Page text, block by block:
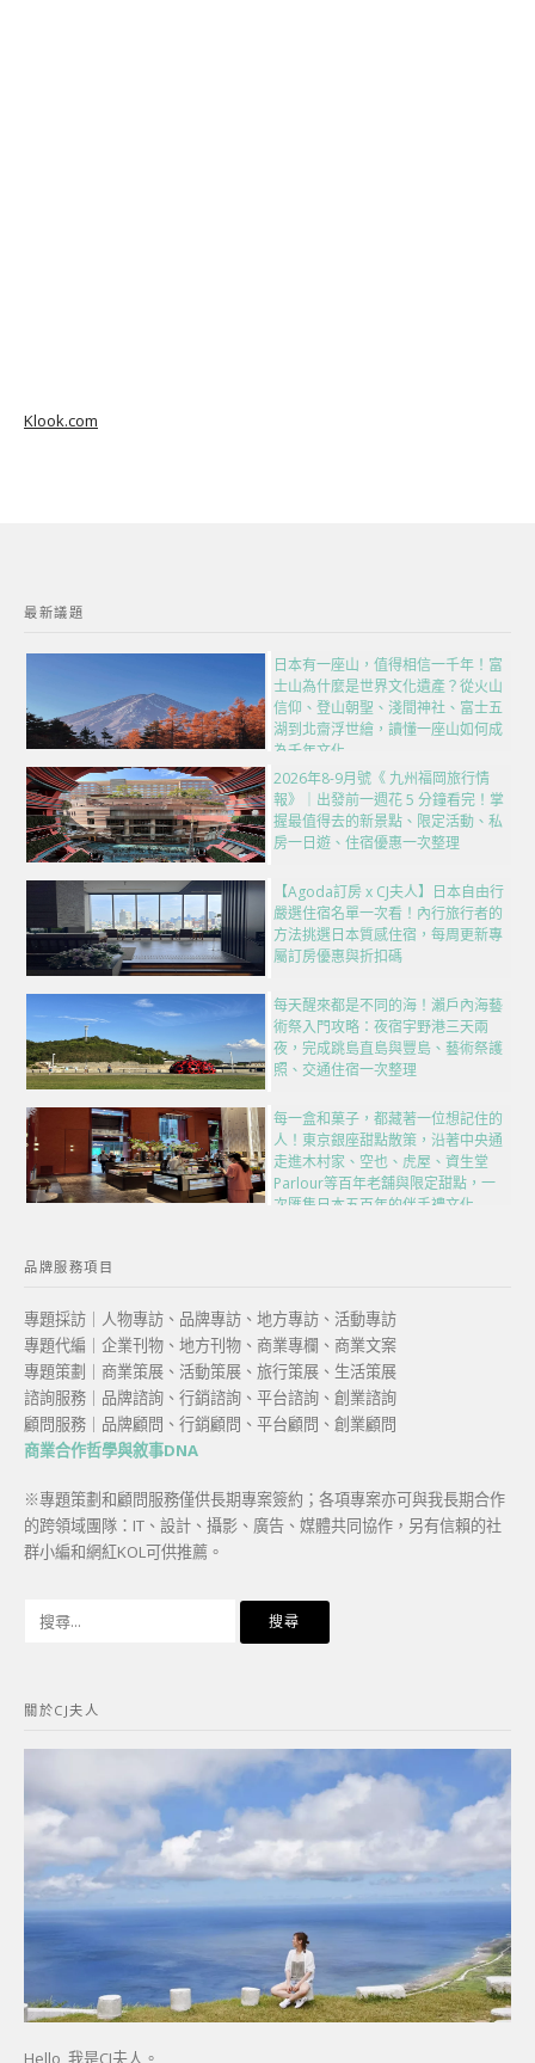
Klook.com
最新議題
日本有一座山，值得相信一千年！富
士山為什麼是世界文化遺產？從火山
信仰、登山朝聖、淺間神社、富士五
湖到北齋浮世繪，讀懂一座山如何成
為千年文化
2026年8-9月號《 九州福岡旅行情
報》｜出發前一週花 5 分鐘看完！掌
握最值得去的新景點、限定活動、私
房一日遊、住宿優惠一次整理
【Agoda訂房 x CJ夫人】日本自由行
嚴選住宿名單一次看！內行旅行者的
方法挑選日本質感住宿，每周更新專
屬訂房優惠與折扣碼
每天醒來都是不同的海！瀨戶內海藝
術祭入門攻略：夜宿宇野港三天兩
夜，完成跳島直島與豐島、藝術祭護
照、交通住宿一次整理
每一盒和菓子，都藏著一位想記住的
人！東京銀座甜點散策，沿著中央通
走進木村家、空也、虎屋、資生堂
Parlour等百年老舖與限定甜點，一
次匯集日本五百年的伴手禮文化
品牌服務項目
專題採訪｜人物專訪、品牌專訪、地方專訪、活動專訪
專題代編｜企業刊物、地方刊物、商業專欄、商業文案
專題策劃｜商業策展、活動策展、旅行策展、生活策展
諮詢服務｜品牌諮詢、行銷諮詢、平台諮詢、創業諮詢
顧問服務｜品牌顧問、行銷顧問、平台顧問、創業顧問
商業合作哲學與敘事DNA
※專題策劃和顧問服務僅供長期專案簽約；各項專案亦可與我長期合作
的跨領域團隊：IT、設計、攝影、廣告、媒體共同協作，另有信賴的社
群小編和網紅KOL可供推薦。
字:
關於CJ夫人
Hello, 我是CJ夫人。